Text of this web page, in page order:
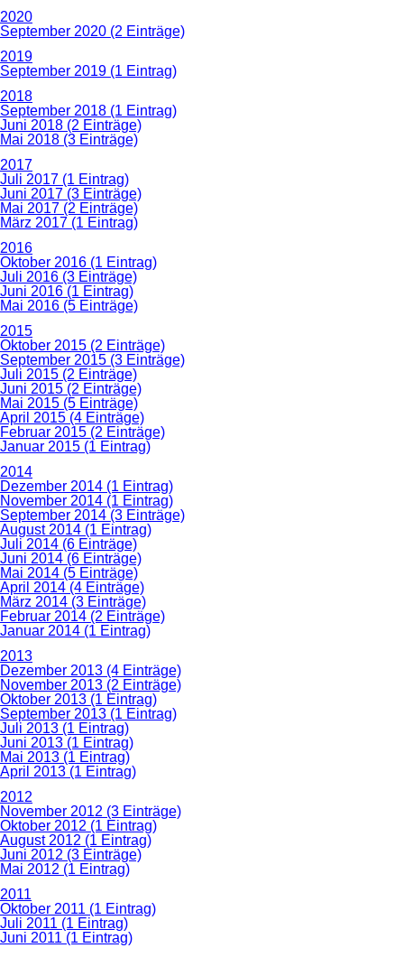
2020
September 2020 (2 Einträge)
2019
September 2019 (1 Eintrag)
2018
September 2018 (1 Eintrag)
Juni 2018 (2 Einträge)
Mai 2018 (3 Einträge)
2017
Juli 2017 (1 Eintrag)
Juni 2017 (3 Einträge)
Mai 2017 (2 Einträge)
März 2017 (1 Eintrag)
2016
Oktober 2016 (1 Eintrag)
Juli 2016 (3 Einträge)
Juni 2016 (1 Eintrag)
Mai 2016 (5 Einträge)
2015
Oktober 2015 (2 Einträge)
September 2015 (3 Einträge)
Juli 2015 (2 Einträge)
Juni 2015 (2 Einträge)
Mai 2015 (5 Einträge)
April 2015 (4 Einträge)
Februar 2015 (2 Einträge)
Januar 2015 (1 Eintrag)
2014
Dezember 2014 (1 Eintrag)
November 2014 (1 Eintrag)
September 2014 (3 Einträge)
August 2014 (1 Eintrag)
Juli 2014 (6 Einträge)
Juni 2014 (6 Einträge)
Mai 2014 (5 Einträge)
April 2014 (4 Einträge)
März 2014 (3 Einträge)
Februar 2014 (2 Einträge)
Januar 2014 (1 Eintrag)
2013
Dezember 2013 (4 Einträge)
November 2013 (2 Einträge)
Oktober 2013 (1 Eintrag)
September 2013 (1 Eintrag)
Juli 2013 (1 Eintrag)
Juni 2013 (1 Eintrag)
Mai 2013 (1 Eintrag)
April 2013 (1 Eintrag)
2012
November 2012 (3 Einträge)
Oktober 2012 (1 Eintrag)
August 2012 (1 Eintrag)
Juni 2012 (3 Einträge)
Mai 2012 (1 Eintrag)
2011
Oktober 2011 (1 Eintrag)
Juli 2011 (1 Eintrag)
Juni 2011 (1 Eintrag)